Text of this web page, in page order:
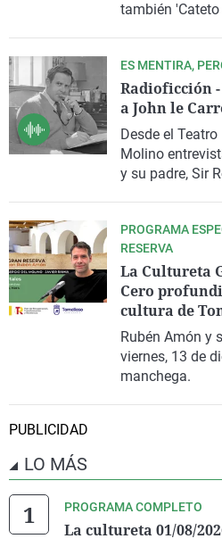
también
Landa se
Landismo,
renegar de ella.
actor navarro a
magnífica
'Alfredo el
escrita por
sus inicios en
¿Qué le acabó
admirado José
Cannes con
inocentes'? Lo
Alsina, Rubén
Nacho
ES MENTIRA,
Radioficción
a John le
Desde el
Molino
y su padre, Sir
PROGRAMA
RESERVA
La Cultureta
Cero
cultura de
Rubén Amón y
viernes, 13 de
manchega.
PUBLICIDAD
LO MÁS
PROGRAMA COMPLETO
La cultureta 01/08/